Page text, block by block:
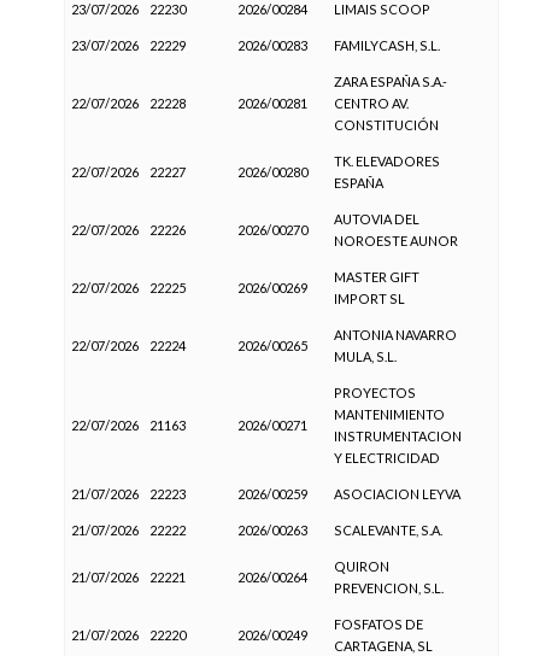
23/07/2026 22230 2026/00284 LIMAIS SCOOP
23/07/2026 22229 2026/00283 FAMILYCASH, S.L.
22/07/2026 22228 2026/00281
ZARA ESPAÑA S.A.-
CENTRO AV.
CONSTITUCIÓN
22/07/2026 22227 2026/00280
TK. ELEVADORES
ESPAÑA
22/07/2026 22226 2026/00270
AUTOVIA DEL
NOROESTE AUNOR
22/07/2026 22225 2026/00269
MASTER GIFT
IMPORT SL
22/07/2026 22224 2026/00265
ANTONIA NAVARRO
MULA, S.L.
22/07/2026 21163 2026/00271
PROYECTOS
MANTENIMIENTO
INSTRUMENTACION
Y ELECTRICIDAD
21/07/2026 22223 2026/00259 ASOCIACION LEYVA
21/07/2026 22222 2026/00263 SCALEVANTE, S.A.
21/07/2026 22221 2026/00264
QUIRON
PREVENCION, S.L.
21/07/2026 22220 2026/00249
FOSFATOS DE
CARTAGENA, SL